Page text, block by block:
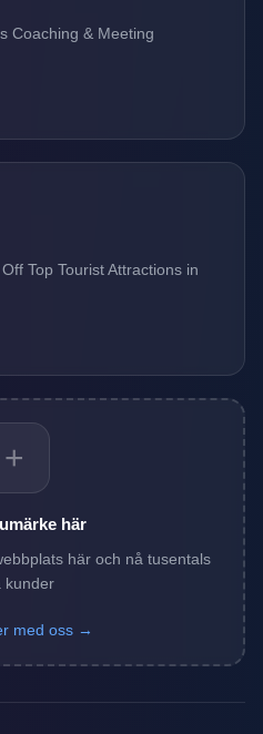
Coaching & Meeting
Top Tourist Attractions in
+
här
här och nå tusentals
kunder
med oss →